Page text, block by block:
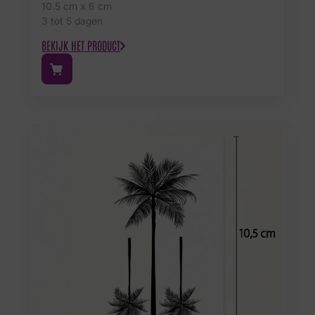
10.5 cm x 6 cm
3 tot 5 dagen
BEKIJK HET PRODUCT